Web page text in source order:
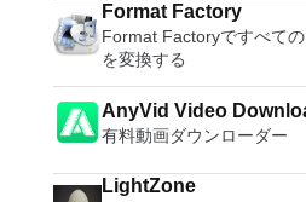
Format Factory
Format Factoryですべて
を変換する
AnyVid Video
有料動画ダウンローダー
LightZone